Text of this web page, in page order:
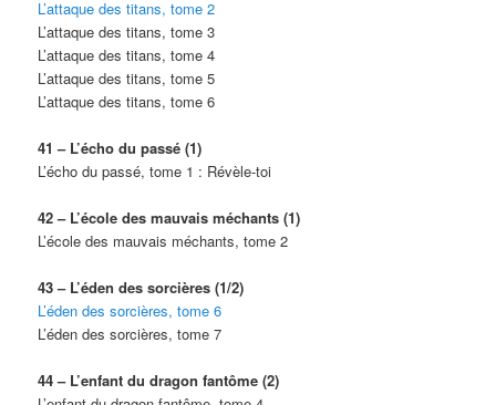
L’attaque des titans, tome 2
L’attaque des titans, tome 3
L’attaque des titans, tome 4
L’attaque des titans, tome 5
L’attaque des titans, tome 6
41 – L’écho du passé (1)
L’écho du passé, tome 1 : Révèle-toi
42 – L’école des mauvais méchants (1)
L’école des mauvais méchants, tome 2
43 – L’éden des sorcières (1/2)
L’éden des sorcières, tome 6
L’éden des sorcières, tome 7
44 – L’enfant du dragon fantôme (2)